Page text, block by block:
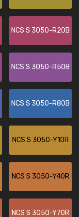
NCS S 3050-R20B
NCS S 3050-R50B
NCS S 3050-R80B
NCS S 3050-Y10R
NCS S 3050-Y40R
NCS S 3050-Y70R